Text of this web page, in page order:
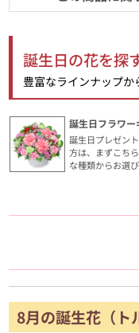
誕生日の花を探
豊富なラインナップか
誕生日フラワ
誕生日プレゼン
方は、まずこち
な種類からお選
8月の誕生花（ト